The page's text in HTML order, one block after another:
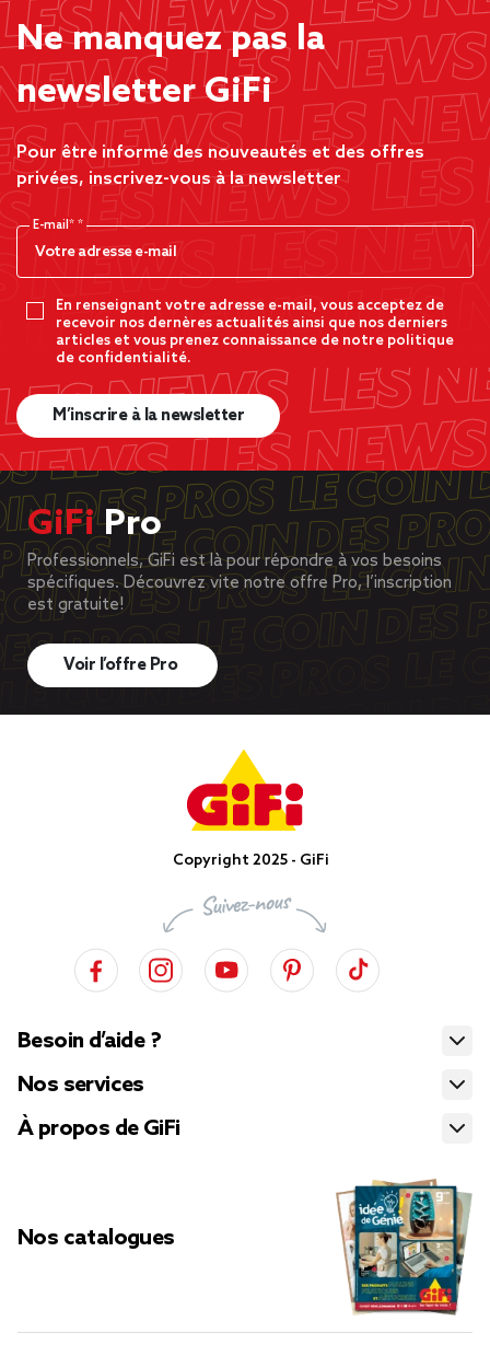
Ne manquez pas la
newsletter GiFi
Pour être informé des nouveautés et des offres
privées, inscrivez-vous à la newsletter
E-mail*
En renseignant votre adresse e-mail, vous acceptez de
recevoir nos dernères actualités ainsi que nos derniers
articles et vous prenez connaissance de notre politique
de confidentialité.
M’inscrire à la newsletter
GiFiPro
Professionnels, GiFi est là pour répondre à vos besoins
spécifiques. Découvrez vite notre offre Pro, l’inscription
est gratuite!
Voir l’offre Pro
Copyright 2025 - GiFi
Besoin d’aide ?
Nos services
À propos de GiFi
Nos catalogues